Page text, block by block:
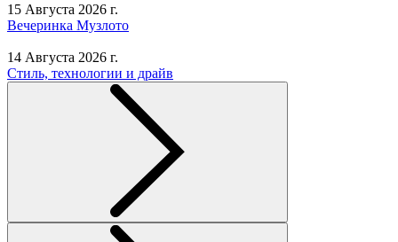
15 Августа 2026 г.
Вечеринка Музлото
14 Августа 2026 г.
Стиль, технологии и драйв